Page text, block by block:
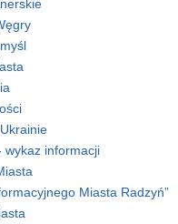
wykaz informacji
Miasta Radzyń”